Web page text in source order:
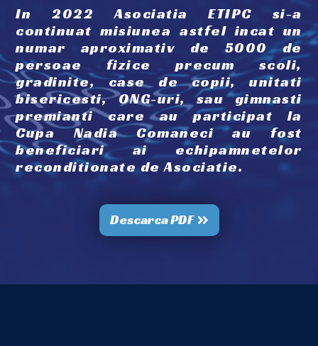
In 2022 Asociatia ETIPC si-a
continuat misiunea astfel incat un
numar aproximativ de 5000 de
persoae fizice precum scoli,
gradinite, case de copii, unitati
bisericesti, ONG-uri, sau gimnasti
premianti care au participat la
Cupa Nadia Comaneci au fost
beneficiari ai echipamnetelor
reconditionate de Asociatie.
Descarca PDF